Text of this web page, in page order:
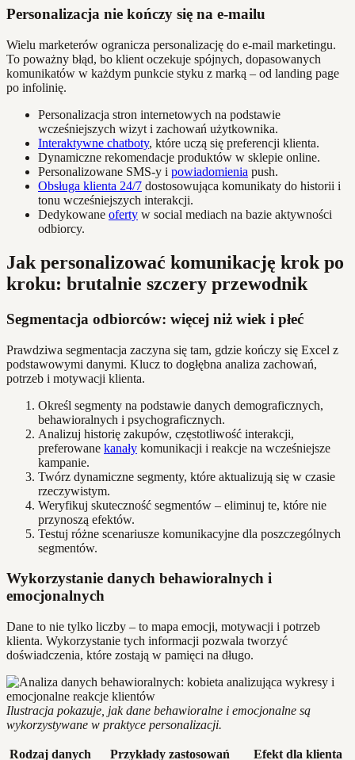
Personalizacja nie kończy się na e-mailu
Wielu marketerów ogranicza personalizację do e-mail marketingu.
To poważny błąd, bo klient oczekuje spójnych, dopasowanych
komunikatów w każdym punkcie styku z marką – od landing page
po infolinię.
Personalizacja stron internetowych na podstawie
wcześniejszych wizyt i zachowań użytkownika.
Interaktywne chatboty, które uczą się preferencji klienta.
Dynamiczne rekomendacje produktów w sklepie online.
Personalizowane SMS-y i powiadomienia push.
Obsługa klienta 24/7 dostosowująca komunikaty do historii i
tonu wcześniejszych interakcji.
Dedykowane oferty w social mediach na bazie aktywności
odbiorcy.
Jak personalizować komunikację krok po
kroku: brutalnie szczery przewodnik
Segmentacja odbiorców: więcej niż wiek i płeć
Prawdziwa segmentacja zaczyna się tam, gdzie kończy się Excel z
podstawowymi danymi. Klucz to dogłębna analiza zachowań,
potrzeb i motywacji klienta.
Określ segmenty na podstawie danych demograficznych,
behawioralnych i psychograficznych.
Analizuj historię zakupów, częstotliwość interakcji,
preferowane kanały komunikacji i reakcje na wcześniejsze
kampanie.
Twórz dynamiczne segmenty, które aktualizują się w czasie
rzeczywistym.
Weryfikuj skuteczność segmentów – eliminuj te, które nie
przynoszą efektów.
Testuj różne scenariusze komunikacyjne dla poszczególnych
segmentów.
Wykorzystanie danych behawioralnych i
emocjonalnych
Dane to nie tylko liczby – to mapa emocji, motywacji i potrzeb
klienta. Wykorzystanie tych informacji pozwala tworzyć
doświadczenia, które zostają w pamięci na długo.
Ilustracja pokazuje, jak dane behawioralne i emocjonalne są
wykorzystywane w praktyce personalizacji.
Rodzaj danych Przykłady zastosowań Efekt dla klienta